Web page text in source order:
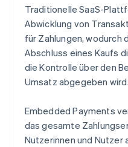
Traditionelle SaaS-
Abwicklung von
für Zahlungen, wodurch
Abschluss eines Kaufs
die Kontrolle über den
Umsatz abgegeben wird.
Embedded Payments
das gesamte
Nutzerinnen und